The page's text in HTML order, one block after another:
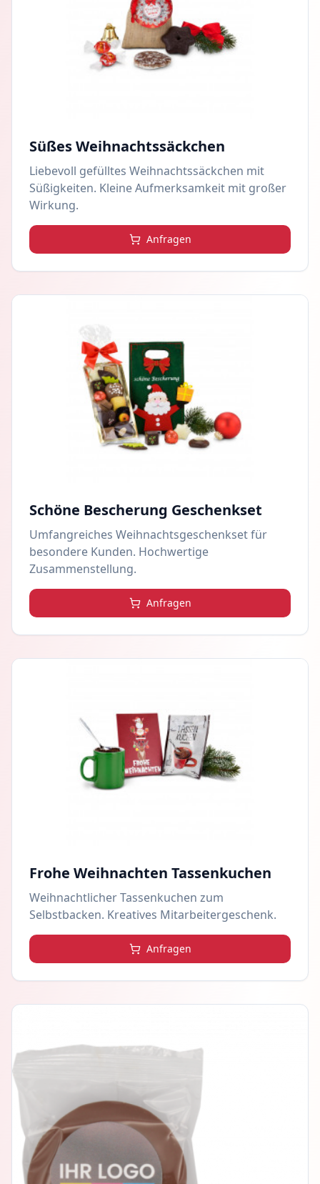
Süßes Weihnachtssäckchen
Liebevoll gefülltes Weihnachtssäckchen mit
Süßigkeiten. Kleine Aufmerksamkeit mit großer
Wirkung.
Anfragen
Schöne Bescherung Geschenkset
Umfangreiches Weihnachtsgeschenkset für
besondere Kunden. Hochwertige
Zusammenstellung.
Anfragen
Frohe Weihnachten Tassenkuchen
Weihnachtlicher Tassenkuchen zum
Selbstbacken. Kreatives Mitarbeitergeschenk.
Anfragen